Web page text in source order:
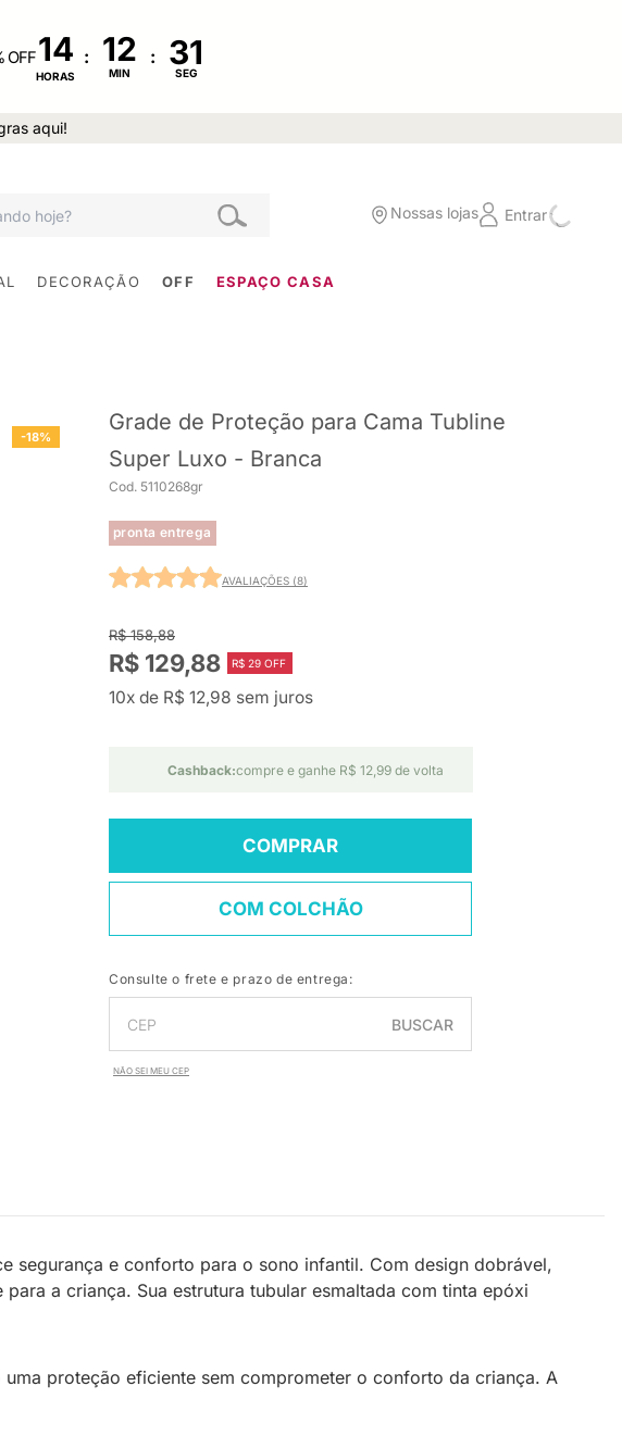
OFF14
HORAS
:
MIN
:
SEG
aqui!
Nossas lojas Entrar
DECORAÇÃO OFF ESPAÇO CASA
-18%
Grade de Proteção para Cama Tubline
Super Luxo - Branca
Cod. 5110268gr
pronta entrega
AVALIAÇÕES (8)
R$ 158,88
R$ 129,88 R$ 29 OFF
10x de R$ 12,98 sem juros
Cashback:compre e ganhe R$ 12,99 de volta
COMPRAR
COM COLCHÃO
Consulte o frete e prazo de entrega:
BUSCAR
NÃO SEI MEU CEP
segurança e conforto para o sono infantil. Com design dobrável,
a criança. Sua estrutura tubular esmaltada com tinta epóxi
proteção eficiente sem comprometer o conforto da criança. A